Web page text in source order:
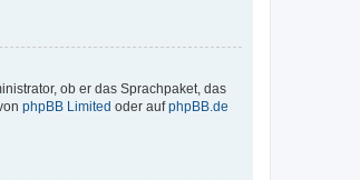
ob er das Sprachpaket, das
phpBB Limited oder aufphpBB.de